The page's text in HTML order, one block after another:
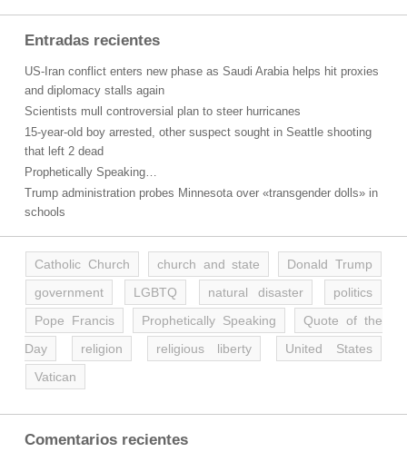
Entradas recientes
US-Iran conflict enters new phase as Saudi Arabia helps hit proxies
and diplomacy stalls again
Scientists mull controversial plan to steer hurricanes
15-year-old boy arrested, other suspect sought in Seattle shooting
that left 2 dead
Prophetically Speaking…
Trump administration probes Minnesota over «transgender dolls» in
schools
Catholic Church church and state
Donald Trump
government
LGBTQ natural disaster
politics
Pope Francis
Prophetically Speaking
Quote of the
Day
religion religious liberty
United States
Vatican
Comentarios recientes